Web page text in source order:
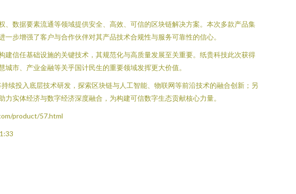
数据要素流通等领域提供安全、高效、可信的区块链解决方案。本次多款产品集
步增强了客户与合作伙伴对其产品技术合规性与服务可靠性的信心。
信任基础设施的关键技术，其规范化与高质量发展至关重要。纸贵科技此次获得
市、产业金融等关乎国计民生的重要领域发挥更大价值。
续投入底层技术研发，探索区块链与人工智能、物联网等前沿技术的融合创新；另
实体经济与数字经济深度融合，为构建可信数字生态贡献核心力量。
product/57.html